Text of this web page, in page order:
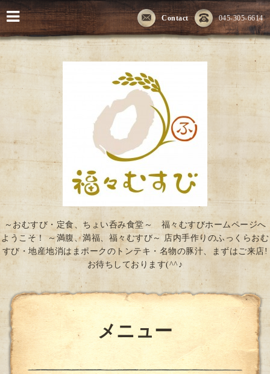
045-305-6614
Contact
～おむすび・定食、ちょい呑み食堂～ 福々むすびホームページへ
ようこそ！ ～満腹、満福、福々むすび～ 店内手作りのふっくらおむ
すび・地産地消はまポークのトンテキ・名物の豚汁、まずはご来店!
お待ちしております(^^♪
メニュー